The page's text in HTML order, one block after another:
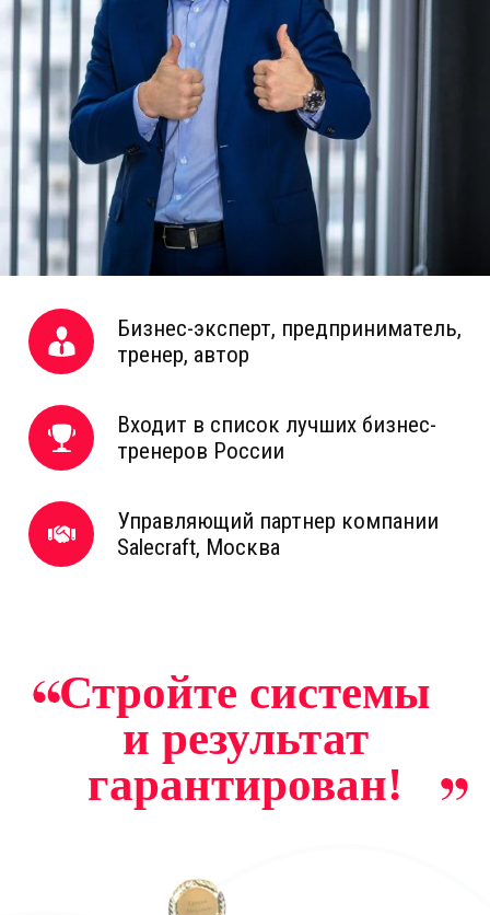
Бизнес-эксперт, предприниматель,
тренер, автор
Входит в список лучших бизнес-
тренеров России
Управляющий партнер компании
Salecraft, Москва
Стройте системы
и результат
гарантирован!